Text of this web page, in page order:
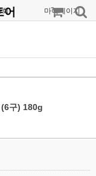
회 마이페이지
구) 180g